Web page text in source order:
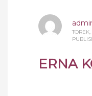
ERNA